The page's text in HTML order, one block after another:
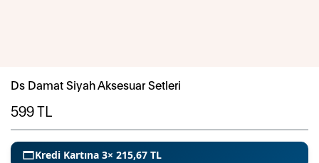
Ds Damat Siyah Aksesuar Setleri
599TL
Kredi Kartına 3× 215,67 TL